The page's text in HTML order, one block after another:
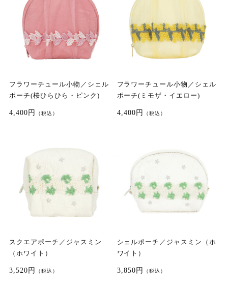
フラワーチュール小物／シェル
ポーチ(桜ひらひら・ピンク)
4,400円 （税込）
フラワーチュール小物／シェル
ポーチ(ミモザ・イエロー)
4,400円 （税込）
スクエアポーチ／ジャスミン
（ホワイト）
3,520円 （税込）
シェルポーチ／ジャスミン（ホ
ワイト）
3,850円 （税込）